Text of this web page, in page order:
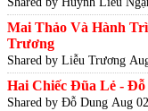
Mai Thảo Và Hành
Trương
Shared by Liễu Trương
Hai Chiếc Đũa Lẻ - Đỗ
Shared by Đỗ Dung Aug